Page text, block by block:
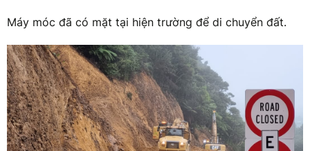
Máy móc đã có mặt tại hiện trường để di chuyển đất.